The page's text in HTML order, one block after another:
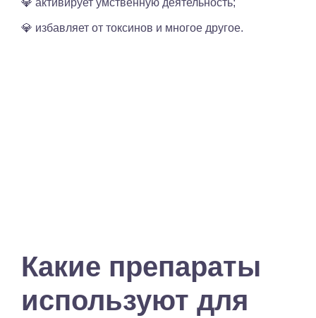
💎 активирует умственную деятельность;
💎 избавляет от токсинов и многое другое.
Какие препараты
используют для